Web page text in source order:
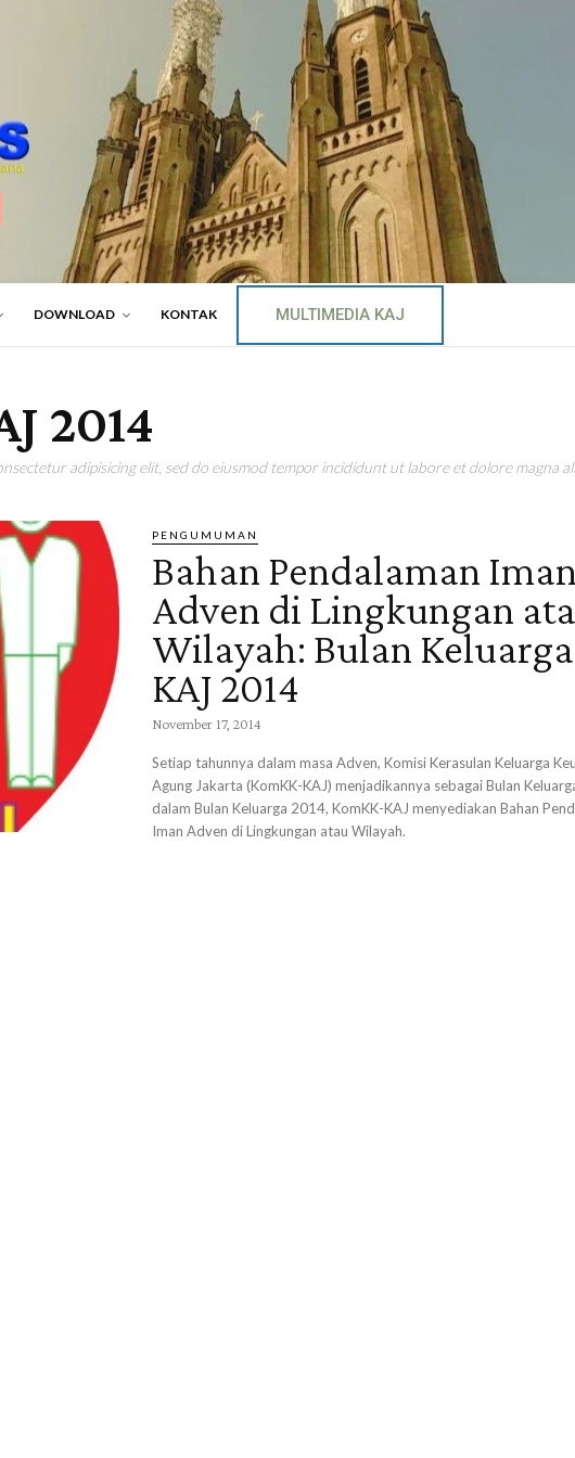
DOWNLOAD KONTAK MULTIMEDIA KAJ
2014
adipisicing elit, sed do eiusmod tempor incididunt ut labore et dolore magna
PENGUMUMAN
Bahan Pendalaman Iman
Adven di Lingkungan
Wilayah: Bulan Keluarga
KAJ 2014
November 17, 2014
Setiap tahunnya dalam masa Adven, Komisi Kerasulan Keluarga
Agung Jakarta (KomKK-KAJ) menjadikannya sebagai Bulan
dalam Bulan Keluarga 2014, KomKK-KAJ menyediakan Bahan
Iman Adven di Lingkungan atau Wilayah.